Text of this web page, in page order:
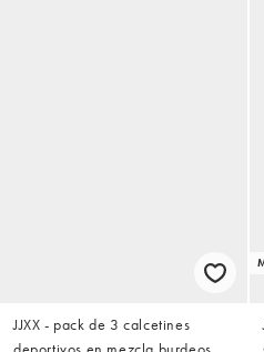
JJXX - pack de 3 calcetines